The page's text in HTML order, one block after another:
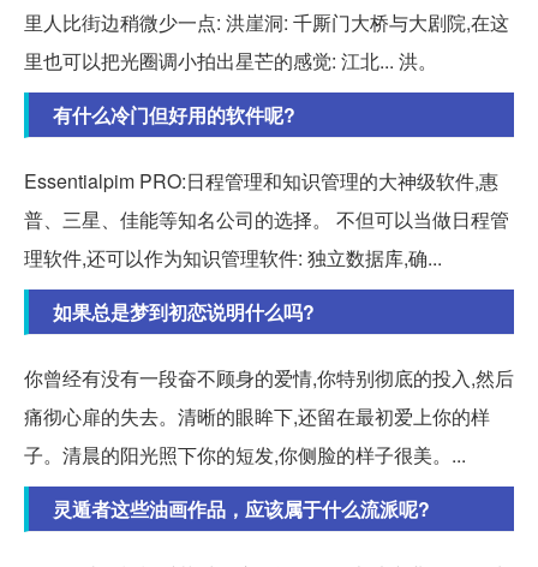
里人比街边稍微少一点: 洪崖洞: 千厮门大桥与大剧院,在这
里也可以把光圈调小拍出星芒的感觉: 江北... 洪。
有什么冷门但好用的软件呢?
Essentialpim PRO:日程管理和知识管理的大神级软件,惠
普、三星、佳能等知名公司的选择。 不但可以当做日程管
理软件,还可以作为知识管理软件: 独立数据库,确...
如果总是梦到初恋说明什么吗?
你曾经有没有一段奋不顾身的爱情,你特别彻底的投入,然后
痛彻心扉的失去。清晰的眼眸下,还留在最初爱上你的样
子。清晨的阳光照下你的短发,你侧脸的样子很美。...
灵遁者这些油画作品，应该属于什么流派呢?